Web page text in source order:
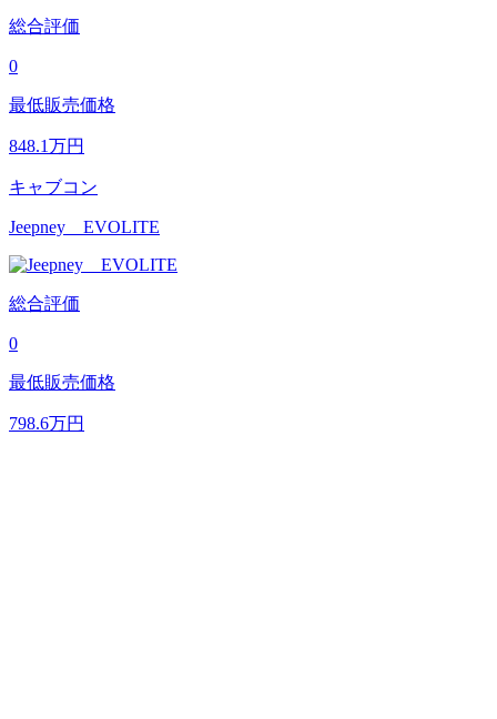
総合評価
0
最低販売価格
848.1万円
キャブコン
Jeepney EVOLITE
総合評価
0
最低販売価格
798.6万円